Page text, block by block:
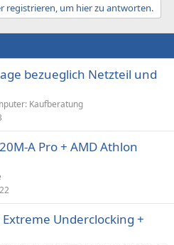
registrieren, um hier zu antworten.
bezueglich Netzteil und
Kaufberatung
A Pro + AMD Athlon
Underclocking +